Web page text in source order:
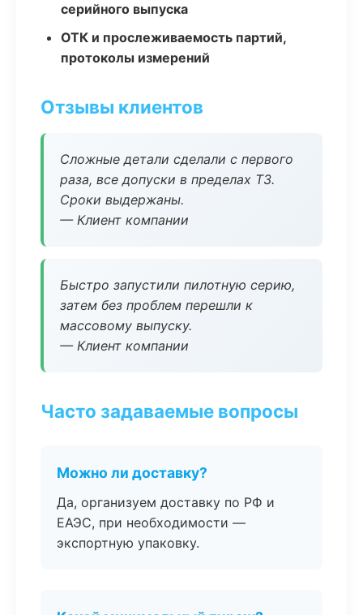
серийного выпуска
ОТК и прослеживаемость партий,
протоколы измерений
Отзывы клиентов
Сложные детали сделали с первого
раза, все допуски в пределах ТЗ.
Сроки выдержаны.
— Клиент компании
Быстро запустили пилотную серию,
затем без проблем перешли к
массовому выпуску.
— Клиент компании
Часто задаваемые вопросы
Можно ли доставку?
Да, организуем доставку по РФ и
ЕАЭС, при необходимости —
экспортную упаковку.